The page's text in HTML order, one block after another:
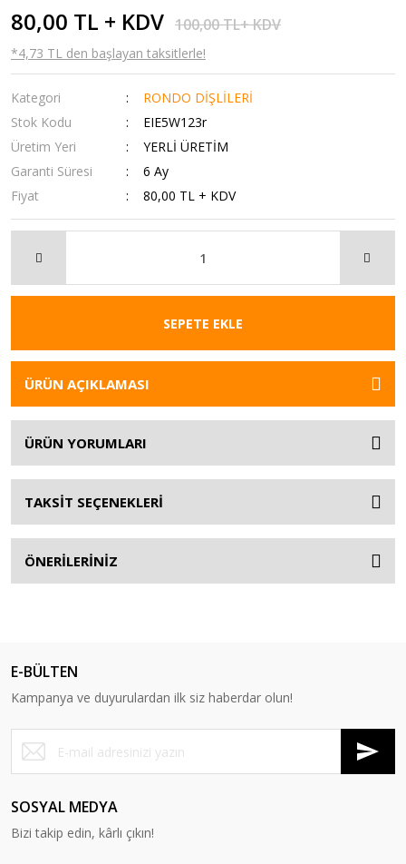
80,00 TL + KDV 100,00 TL+ KDV
*4,73 TL den başlayan taksitlerle!
Kategori
RONDO DİŞLİLERİ
Stok Kodu
EIE5W123r
Üretim Yeri
YERLİ ÜRETİM
Garanti Süresi
6 Ay
Fiyat
80,00 TL + KDV
SEPETE EKLE
ÜRÜN AÇIKLAMASI
ÜRÜN YORUMLARI
TAKSİT SEÇENEKLERİ
ÖNERİLERİNİZ
E-BÜLTEN
Kampanya ve duyurulardan ilk siz haberdar olun!
SOSYAL MEDYA
Bizi takip edin, kârlı çıkın!